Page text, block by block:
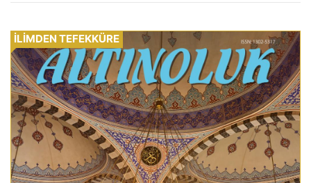
İLİMDEN TEFEKKÜRE